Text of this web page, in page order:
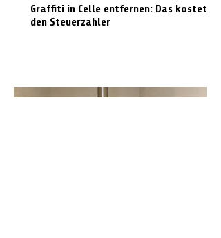
Graffiti in Celle entfernen: Das kostet es
den Steuerzahler